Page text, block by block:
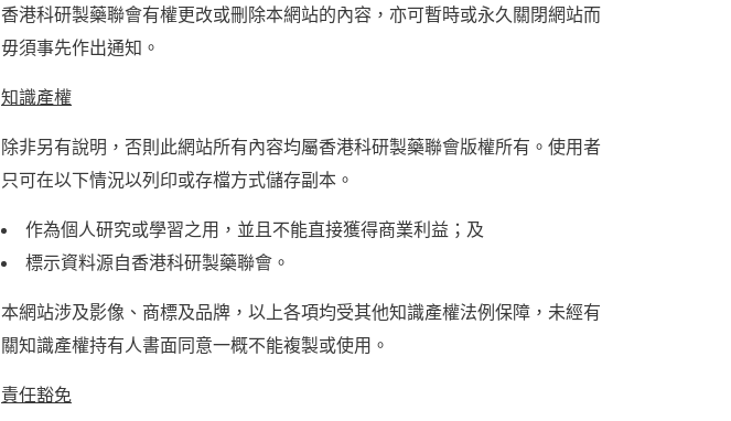
香港科研製藥聯會有權更改或刪除本網站的內容，亦可暫時或永久關閉網站而
毋須事先作出通知。
知識產權
除非另有說明，否則此網站所有內容均屬香港科研製藥聯會版權所有。使用者
只可在以下情況以列印或存檔方式儲存副本。
作為個人研究或學習之用，並且不能直接獲得商業利益；及
標示資料源自香港科研製藥聯會。
本網站涉及影像、商標及品牌，以上各項均受其他知識產權法例保障，未經有
關知識產權持有人書面同意一概不能複製或使用。
責任豁免